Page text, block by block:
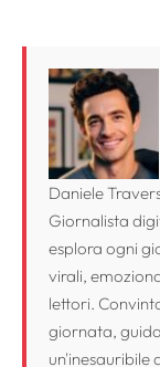
Daniele
Giornalista
esplora ogni
virali,
lettori.
giornata,
un'inesauribile